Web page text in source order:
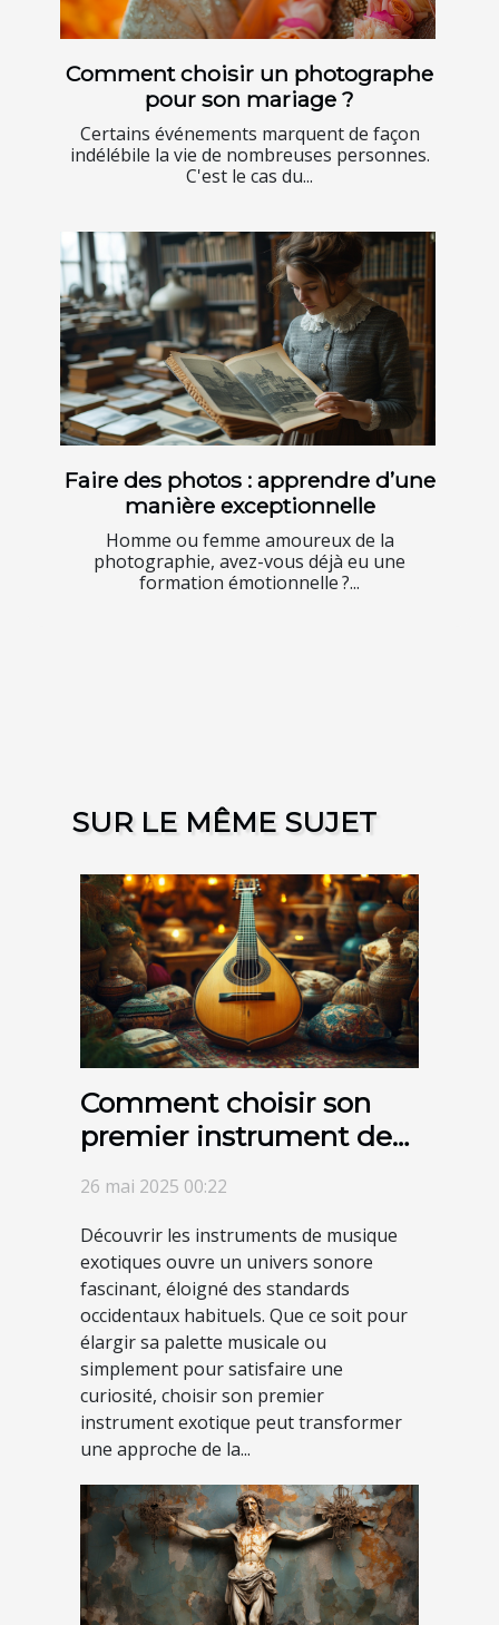
Comment choisir un photographe
pour son mariage ?
Certains événements marquent de façon
indélébile la vie de nombreuses personnes.
C'est le cas du...
Faire des photos : apprendre d’une
manière exceptionnelle
Homme ou femme amoureux de la
photographie, avez-vous déjà eu une
formation émotionnelle ?...
SUR LE MÊME SUJET
Comment choisir son
premier instrument de
26 mai 2025 00:22
Découvrir les instruments de musique
exotiques ouvre un univers sonore
fascinant, éloigné des standards
occidentaux habituels. Que ce soit pour
élargir sa palette musicale ou
simplement pour satisfaire une
curiosité, choisir son premier
instrument exotique peut transformer
une approche de la...